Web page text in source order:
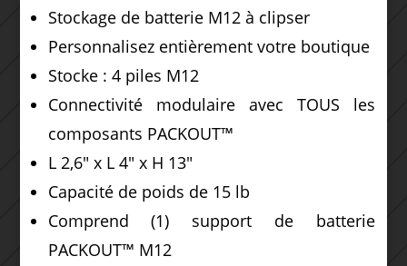
Stockage de batterie M12 à clipser
Personnalisez entièrement votre boutique
Stocke : 4 piles M12
Connectivité modulaire avec TOUS les
composants PACKOUT™
L 2,6″ x L 4″ x H 13″
Capacité de poids de 15 lb
Comprend (1) support de batterie
PACKOUT™ M12